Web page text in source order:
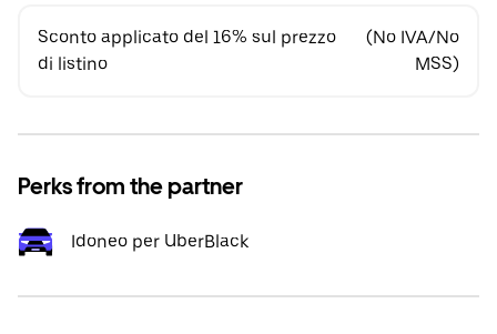
Sconto applicato del 16% sul prezzo
di listino
(No IVA/No
MSS)
Perks from the partner
Idoneo per UberBlack